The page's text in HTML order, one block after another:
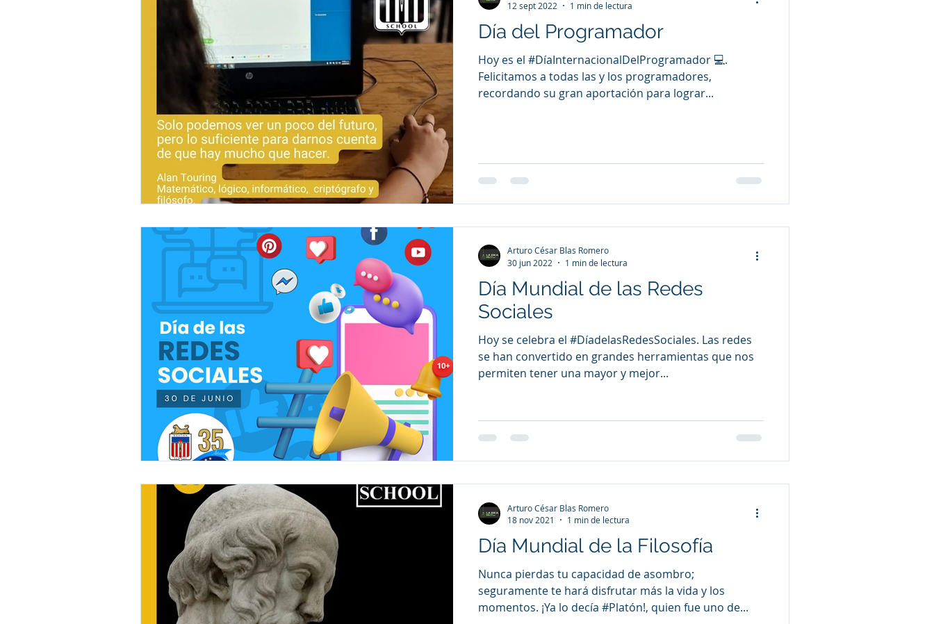
Día del Programador
Hoy es el #DíaInternacionalDelProgramador 💻.
Felicitamos a todas las y los programadores,
recordando su gran aportación para lograr...
12 sept 2022
1 min de lectura
Día Mundial de las Redes
Sociales
Hoy se celebra el #DíadelasRedesSociales. Las redes
se han convertido en grandes herramientas que nos
permiten tener una mayor y mejor...
Arturo César Blas Romero
30 jun 2022
1 min de lectura
Día Mundial de la Filosofía
Nunca pierdas tu capacidad de asombro;
seguramente te hará disfrutar más la vida y los
momentos. ¡Ya lo decía #Platón!, quien fue uno de...
Arturo César Blas Romero
18 nov 2021
1 min de lectura